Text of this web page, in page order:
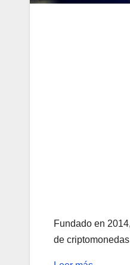
Fundado en
de